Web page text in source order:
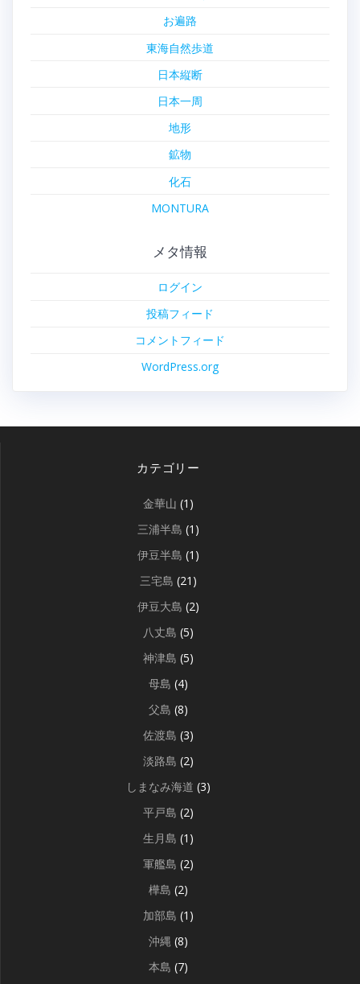
お遍路
東海自然歩道
日本縦断
日本一周
地形
鉱物
化石
MONTURA
メタ情報
ログイン
投稿フィード
コメントフィード
WordPress.org
カテゴリー
金華山 (1)
三浦半島 (1)
伊豆半島 (1)
三宅島 (21)
伊豆大島 (2)
八丈島 (5)
神津島 (5)
母島 (4)
父島 (8)
佐渡島 (3)
淡路島 (2)
しまなみ海道 (3)
平戸島 (2)
生月島 (1)
軍艦島 (2)
樺島 (2)
加部島 (1)
沖縄 (8)
本島 (7)